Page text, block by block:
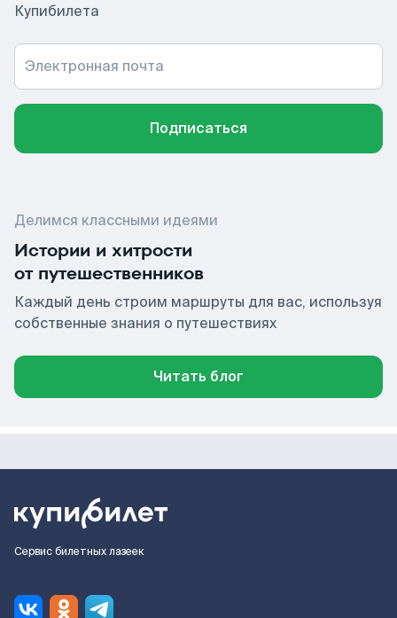
Купибилета
Электронная почта
Подписаться
Делимся классными идеями
Истории и хитрости
от путешественников
Каждый день строим маршруты для вас, используя
собственные знания о путешествиях
Читать блог
Сервис билетных лазеек